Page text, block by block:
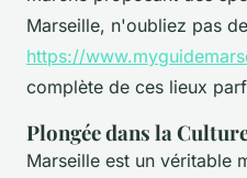
Marseille, n'oubliez pas
https://
complète de ces lieux
Plongée dans la
Marseille est un véritable